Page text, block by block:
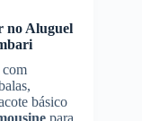
no Aluguel
básico
para